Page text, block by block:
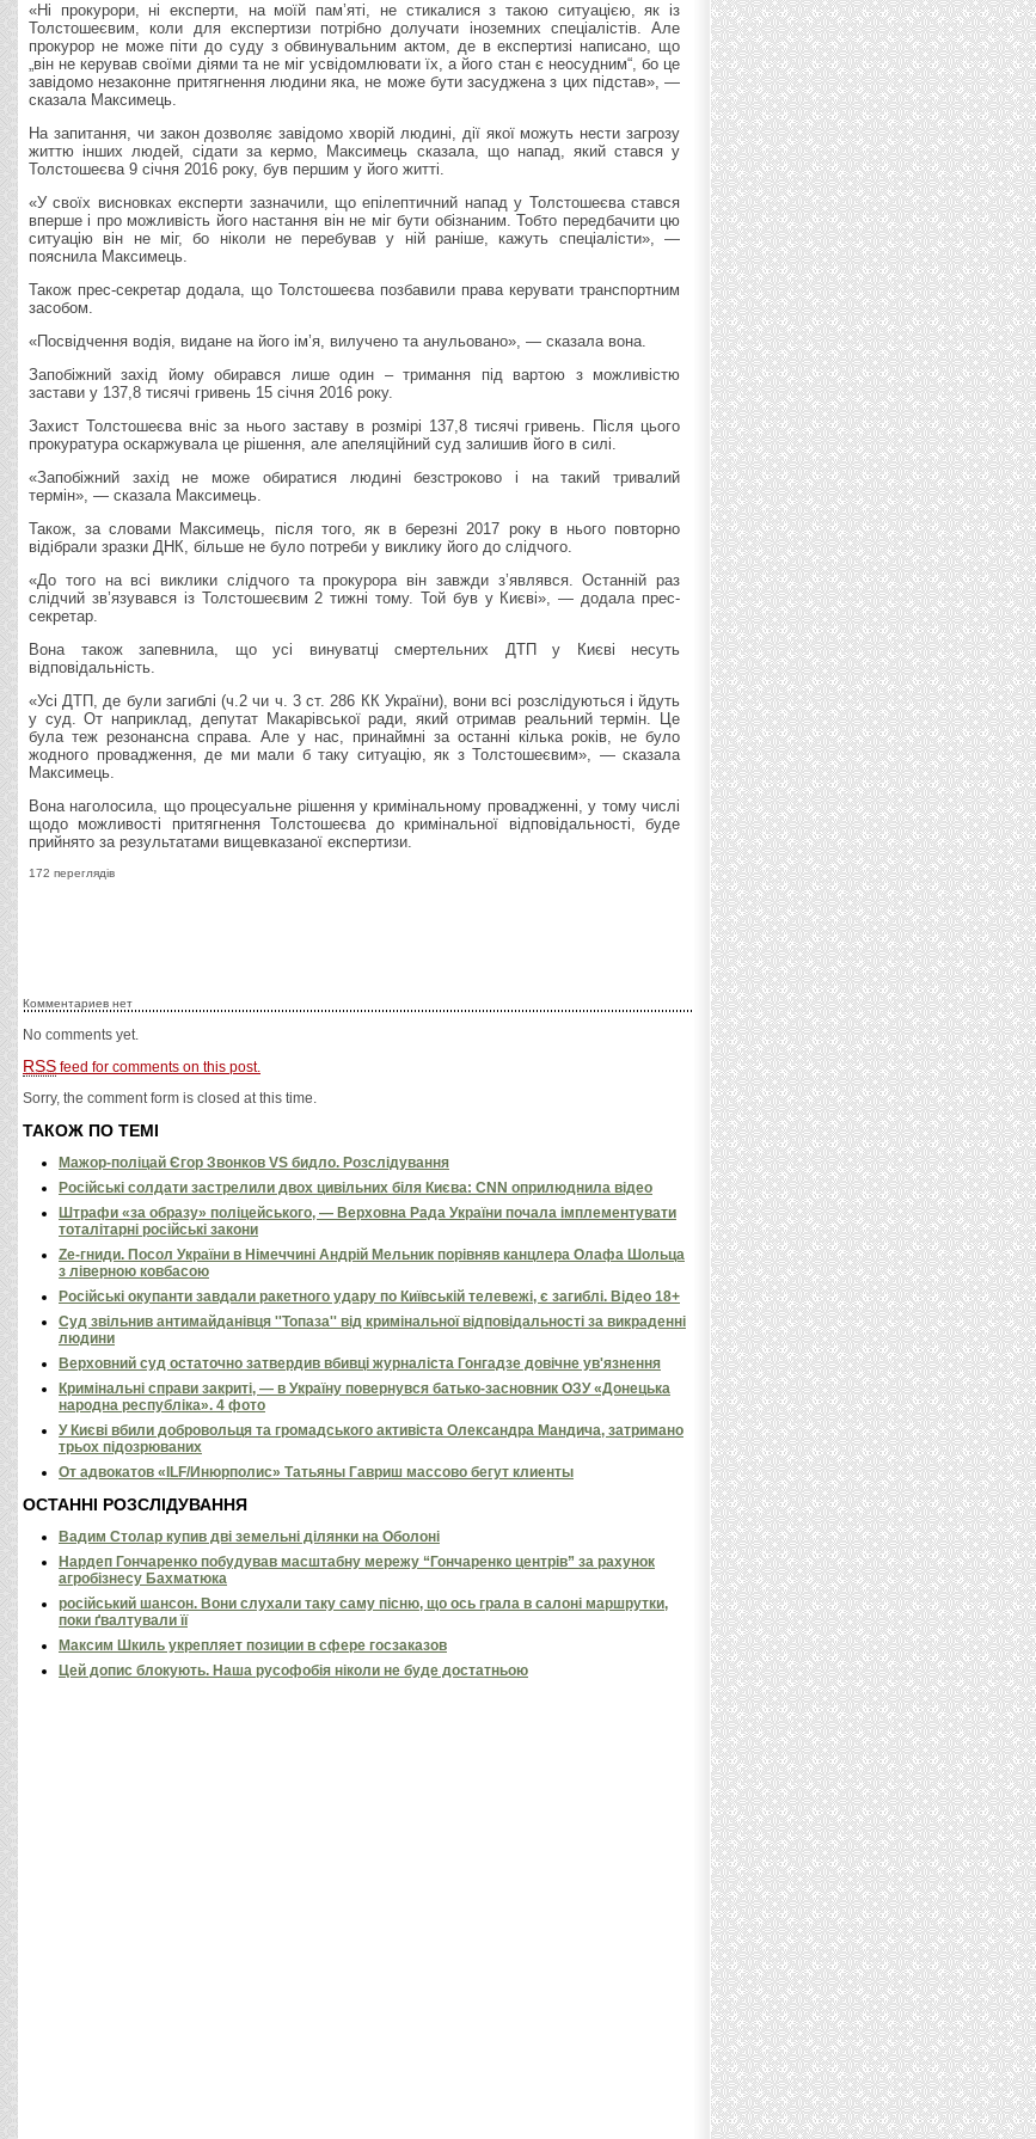
«Ні прокурори, ні експерти, на моїй пам’яті, не стикалися з такою ситуацією, як із
Толстошеєвим, коли для експертизи потрібно долучати іноземних спеціалістів. Але
прокурор не може піти до суду з обвинувальним актом, де в експертизі написано, що
„він не керував своїми діями та не міг усвідомлювати їх, а його стан є неосудним“, бо це
завідомо незаконне притягнення людини яка, не може бути засуджена з цих підстав», —
сказала Максимець.
На запитання, чи закон дозволяє завідомо хворій людині, дії якої можуть нести загрозу
життю інших людей, сідати за кермо, Максимець сказала, що напад, який стався у
Толстошеєва 9 січня 2016 року, був першим у його житті.
«У своїх висновках експерти зазначили, що епілептичний напад у Толстошеєва стався
вперше і про можливість його настання він не міг бути обізнаним. Тобто передбачити цю
ситуацію він не міг, бо ніколи не перебував у ній раніше, кажуть спеціалісти», —
пояснила Максимець.
Також прес-секретар додала, що Толстошеєва позбавили права керувати транспортним
засобом.
«Посвідчення водія, видане на його ім’я, вилучено та анульовано», — сказала вона.
Запобіжний захід йому обирався лише один – тримання під вартою з можливістю
застави у 137,8 тисячі гривень 15 січня 2016 року.
Захист Толстошеєва вніс за нього заставу в розмірі 137,8 тисячі гривень. Після цього
прокуратура оскаржувала це рішення, але апеляційний суд залишив його в силі.
«Запобіжний захід не може обиратися людині безстроково і на такий тривалий
термін», — сказала Максимець.
Також, за словами Максимець, після того, як в березні 2017 року в нього повторно
відібрали зразки ДНК, більше не було потреби у виклику його до слідчого.
«До того на всі виклики слідчого та прокурора він завжди з’являвся. Останній раз
слідчий зв’язувався із Толстошеєвим 2 тижні тому. Той був у Києві», — додала прес-
секретар.
Вона також запевнила, що усі винуватці смертельних ДТП у Києві несуть
відповідальність.
«Усі ДТП, де були загиблі (ч.2 чи ч. 3 ст. 286 КК України), вони всі розслідуються і йдуть
у суд. От наприклад, депутат Макарівської ради, який отримав реальний термін. Це
була теж резонансна справа. Але у нас, принаймні за останні кілька років, не було
жодного провадження, де ми мали б таку ситуацію, як з Толстошеєвим», — сказала
Максимець.
Вона наголосила, що процесуальне рішення у кримінальному провадженні, у тому числі
щодо можливості притягнення Толстошеєва до кримінальної відповідальності, буде
прийнято за результатами вищевказаної експертизи.
172 переглядів
Комментариев нет
No comments yet.
RSS feed for comments on this post.
Sorry, the comment form is closed at this time.
ТАКОЖ ПО ТЕМІ
Мажор-поліцай Єгор Звонков VS бидло. Розслідування
Російські солдати застрелили двох цивільних біля Києва: CNN оприлюднила відео
Штрафи «за образу» поліцейського, — Верховна Рада України почала імплементувати
тоталітарні російські закони
Ze-гниди. Посол України в Німеччині Андрій Мельник порівняв канцлера Олафа Шольца
з ліверною ковбасою
Російські окупанти завдали ракетного удару по Київській телевежі, є загиблі. Відео 18+
Суд звільнив антимайданівця ''Топаза'' від кримінальної відповідальності за викраденні
людини
Верховний суд остаточно затвердив вбивці журналіста Гонгадзе довічне ув'язнення
Кримінальні справи закриті, — в Україну повернувся батько-засновник ОЗУ «Донецька
народна республіка». 4 фото
У Києві вбили добровольця та громадського активіста Олександра Мандича, затримано
трьох підозрюваних
От адвокатов «ILF/Инюрполис» Татьяны Гавриш массово бегут клиенты
ОСТАННІ РОЗСЛІДУВАННЯ
Вадим Столар купив дві земельні ділянки на Оболоні
Нардеп Гончаренко побудував масштабну мережу “Гончаренко центрів” за рахунок
агробізнесу Бахматюка
російський шансон. Вони слухали таку саму пісню, що ось грала в салоні маршрутки,
поки ґвалтували її
Максим Шкиль укрепляет позиции в сфере госзаказов
Цей допис блокують. Наша русофобія ніколи не буде достатньою